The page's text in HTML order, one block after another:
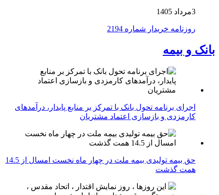
3مرداد 1405
روزنامه خریدار شماره 2194
بانک و بیمه
اجرای برنامه تحول بانک با تمرکز بر منابع پایدار، درآمدهای
کارمزدی و بازسازی اعتماد مشتریان
حق بیمه تولیدی بیمه ملت در چهار ماه نخست امسال از 14.5
همت گذشت